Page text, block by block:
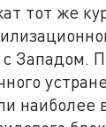
тот же
Западом.
наиболее